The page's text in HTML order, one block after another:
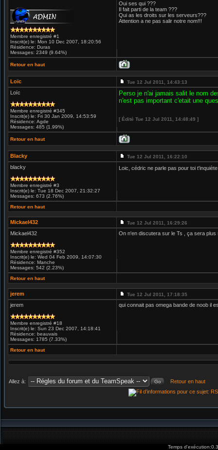
Membre enregistré #1
Inscrit(e) le: Mon 10 Dec 2007, 18:20:56
Résidence: Duras
Messages: 2349 (9.64%)
Oui ses qui ???
Il fait parti de la team ???
Qui as les droits sur les serveurs???
Attention a ne pas salir notre nom!!!
Retour en haut
Loïc Tue 12 Jul 2011, 14:43:13
Loïc
Membre enregistré #345
Inscrit(e) le: Fri 30 Jan 2009, 14:53:59
Résidence: Agde
Messages: 485 (1.99%)
Perso je n'ai jamais salit le nom
n'est pas important c'etait une
[ Édité Tue 12 Jul 2011, 14:48:49 ]
Retour en haut
Blacky Tue 12 Jul 2011, 16:22:10
blacky
Membre enregistré #3
Inscrit(e) le: Tue 18 Dec 2007, 21:32:27
Messages: 673 (2.76%)
Loic, cédric ne parle pas pour toi
Retour en haut
Mickael432 Tue 12 Jul 2011, 16:29:26
Mickael432
Membre enregistré #352
Inscrit(e) le: Wed 04 Feb 2009, 14:07:30
Résidence: Manche
Messages: 542 (2.23%)
On n'en discutera sur le Ts , ça sera plus
Retour en haut
jerem Tue 12 Jul 2011, 17:18:35
jerem
Membre enregistré #18
Inscrit(e) le: Sun 23 Dec 2007, 14:18:41
Résidence: beauvais
Messages: 1785 (7.33%)
qui connait pas omega bande de noob il
Retour en haut
Allez à: Retour en haut
Temps